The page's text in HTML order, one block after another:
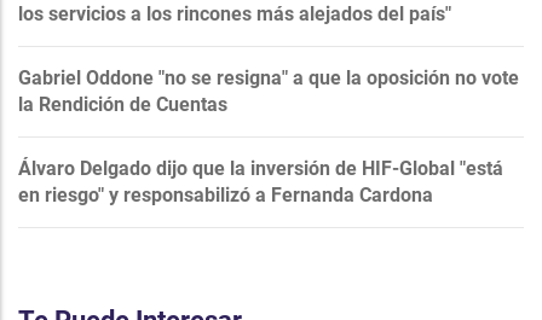
los servicios a los rincones más alejados del país"
Gabriel Oddone "no se resigna" a que la oposición no vote
la Rendición de Cuentas
Álvaro Delgado dijo que la inversión de HIF-Global "está
en riesgo" y responsabilizó a Fernanda Cardona